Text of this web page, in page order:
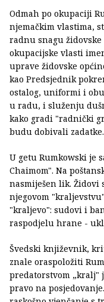
Odmah po okupaciji
njemačkim vlastima,
radnu snagu židovske
okupacijske vlasti
uprave židovske
kao Predsjednik
ostalog, uniformi i
u radu, i služenju
kako gradi "radnički
budu dobivali zadatke.
U getu Rumkowski je
Chaimom". Na
nasmiješen lik. Židovi
njegovom
"kraljevo": sudovi i
raspodjelu hrane -
Švedski književnik,
znale oraspoložiti
predatorstvom „kralj"
pravo na